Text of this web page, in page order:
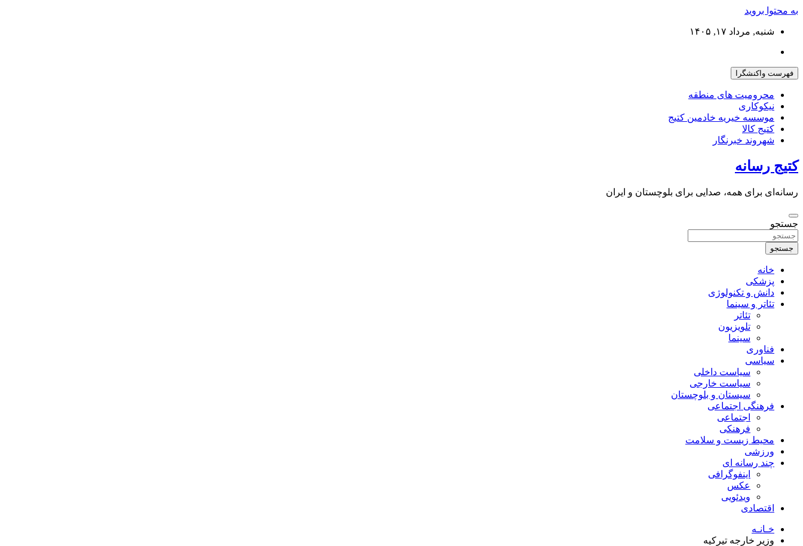
به محتوا بروید
شنبه, مرداد ۱۷, ۱۴۰۵
فهرست واکنشگرا
محرومیت های منطقه
نیکوکاری
موسسه خیریه خادمین کتیج
کتیج کالا
شهروند خبرنگار
کتیج رسانه
رسانه‌ای برای همه، صدایی برای بلوچستان و ایران
جستجو
جستجو
خانه
پزشکی
دانش و تکنولوژی
تئاتر و سینما
تئاتر
تلویزیون
سینما
فناوری
سیاسی
سیاست داخلی
سیاست خارجی
سیستان و بلوچستان
فرهنگی اجتماعی
اجتماعی
فرهنکی
محیط زیست و سلامت
ورزشی
چند رسانه ای
اینفوگرافی
عکس
ویدئویی
اقتصادی
خـانـه
وزیر خارجه تیرکیه